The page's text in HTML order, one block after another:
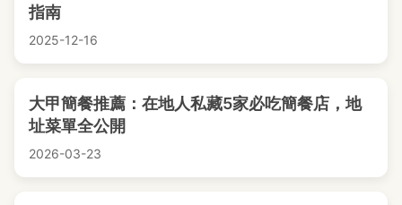
指南
2025-12-16
大甲簡餐推薦：在地人私藏5家必吃簡餐店，地
址菜單全公開
2026-03-23